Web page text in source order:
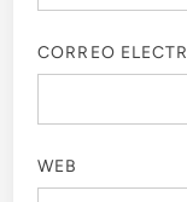
CORREO
WEB